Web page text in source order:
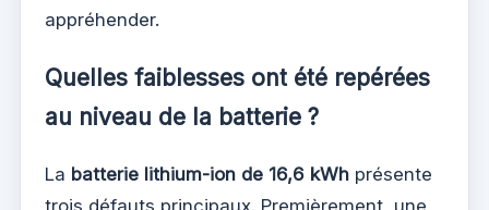
appréhender.
Quelles faiblesses ont été repérées
au niveau de la batterie ?
La batterie lithium-ion de 16,6 kWh présente
trois défauts principaux. Premièrement, une